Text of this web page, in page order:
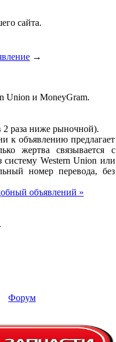
сайта.
→
Union и MoneyGram.
2 раза ниже рыночной).
к объявлению предлагает
жертва связывается с
систему Western Union или
номер перевода, без
объявлений »
Форум